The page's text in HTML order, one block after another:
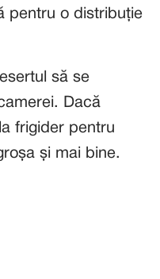
pentru o distribuție
să se
Dacă
frigider pentru
și mai bine.